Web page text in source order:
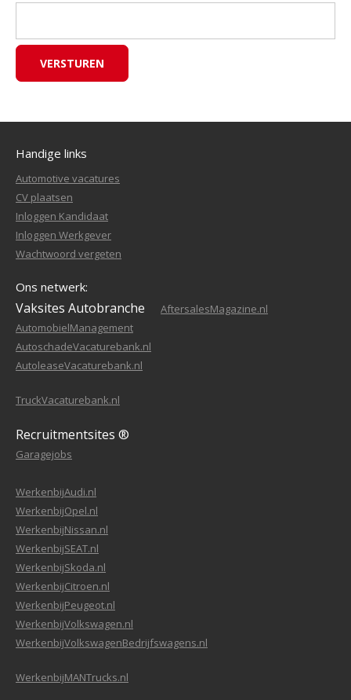
Handige links
Automotive vacatures
CV plaatsen
Inloggen Kandidaat
Inloggen Werkgever
Wachtwoord vergeten
Ons netwerk:
Vaksites Autobranche
AftersalesMagazine.nl
AutomobielManagement
AutoschadeVacaturebank.nl
AutoleaseVacaturebank.nl
TruckVacaturebank.nl
Recruitmentsites ®
Garagejobs
WerkenbijAudi.nl
WerkenbijOpel.nl
WerkenbijNissan.nl
WerkenbijSEAT.nl
WerkenbijSkoda.nl
WerkenbijCitroen.nl
WerkenbijPeugeot.nl
WerkenbijVolkswagen.nl
WerkenbijVolkswagenBedrijfswagens.nl
WerkenbijMANTrucks.nl